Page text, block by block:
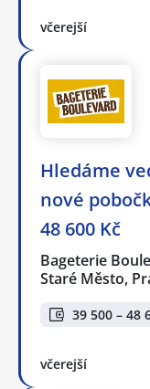
včerejší
Hledáme
nové
48 600 Kč
Bageterie
Staré Město,
39 500 – 48
včerejší